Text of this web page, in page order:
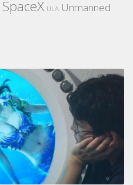
SpaceX ULA Unmanned